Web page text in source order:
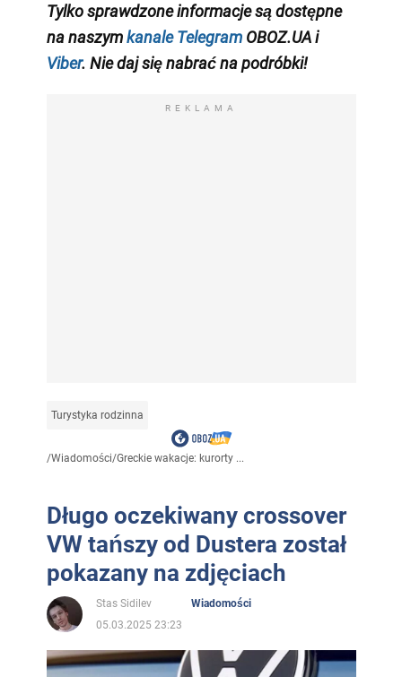
Tylko sprawdzone informacje są dostępne
na naszymkanale TelegramOBOZ.UA i
Viber. Nie daj się nabrać na podróbki!
REKLAMA
Turystyka rodzinna
/Wiadomości/Greckie wakacje: kurorty ...
Długo oczekiwany crossover
VW tańszy od Dustera został
pokazany na zdjęciach
Stas Sidilev
Wiadomości
05.03.2025 23:23